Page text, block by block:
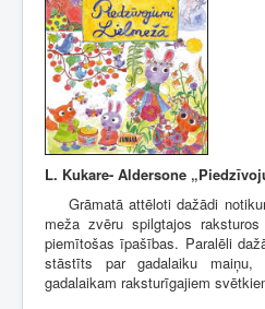
L. Kukare- Aldersone „
Grāmatā attēloti dažādi
meža zvēru spilgtajos
piemītošas īpašības. Paralēli
stāstīts par gadalaiku maiņu,
gadalaikam raksturīgajiem